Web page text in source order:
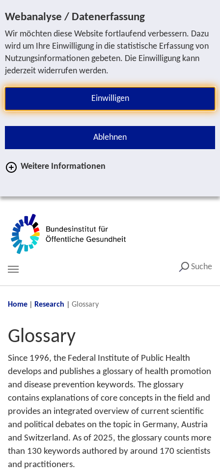
Webanalyse / Datenerfassung
Wir möchten diese Website fortlaufend verbessern. Dazu
wird um Ihre Einwilligung in die statistische Erfassung von
Nutzungsinformationen gebeten. Die Einwilligung kann
jederzeit widerrufen werden.
Einwilligen
Ablehnen
Weitere Informationen
Suche
You are here:
Home Research Glossary
Glossary
Since 1996, the Federal Institute of Public Health
develops and publishes a glossary of health promotion
and disease prevention keywords. The glossary
contains explanations of core concepts in the field and
provides an integrated overview of current scientific
and political debates on the topic in Germany, Austria
and Switzerland. As of 2025, the glossary counts more
than 130 keywords authored by around 170 scientists
and practitioners.